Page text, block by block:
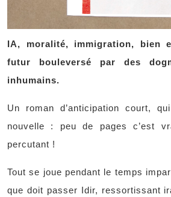
IA, moralité, immigration, bien
futur bouleversé par des
inhumains.
Un roman d’anticipation court,
nouvelle : peu de pages c’est
percutant !
Tout se joue pendant le temps
que doit passer Idir, ressortissant